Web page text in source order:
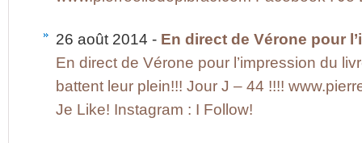
26 août 2014 - En direct de Vérone pour
En direct de Vérone pour l’impression du
battent leur plein!!! Jour J – 44 !!!!
Je Like! Instagram : I Follow!